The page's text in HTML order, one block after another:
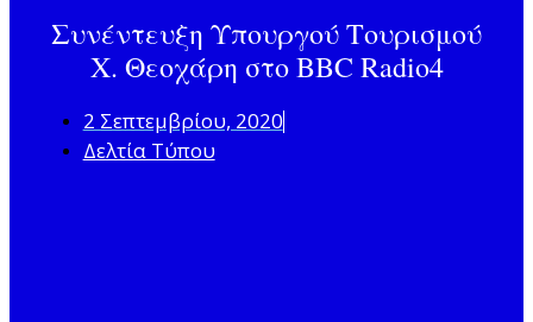
Συνέντευξη Υπουργού Τουρισμού
Χ. Θεοχάρη στο BBC Radio4
2 Σεπτεμβρίου, 2020
Δελτία Τύπου